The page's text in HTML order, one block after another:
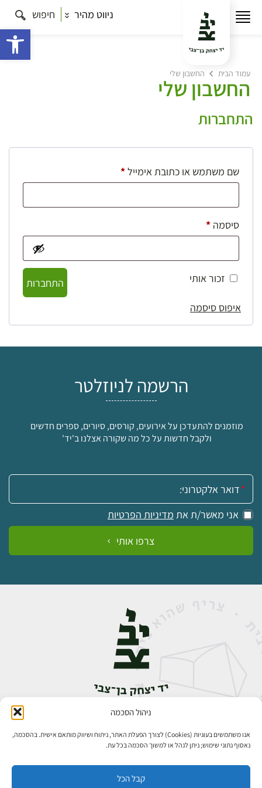
ניהול הסכמה
אנו משתמשים בעוגיות (Cookies) לצורך הפעלת האתר, ניתוח ושיווק מותאם אישית. בהסכמה,
נאסוף נתוני שימוש; ניתן לנהל או למשוך הסכמה בכל עת.
קבל הכל
ניווט מהיר חיפוש
עמוד הבית החשבון שלי
החשבון שלי
התחברות
שם משתמש או כתובת אימייל*חובה
סיסמה *חובה
זכור אותי
התחברות
איפוס סיסמה
הרשמה לניוזלטר
מוזמנים להתעדכן על אירועים, קורסים, סיורים, ספרים חדשים
ולקבל חדשות על כל מה שקורה אצלנו ב'יד'
אימייל:
אני מאשר/ת את מדיניות הפרטיות
צרפו אותי
אבן גבירול 14, רחביה, ירושלים